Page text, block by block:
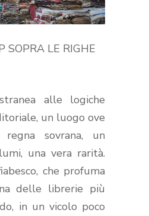
SOPRA LE RIGHE
alle logiche
un luogo ove
regna sovrana, un
una vera rarità.
che profuma
delle librerie più
in un vicolo poco